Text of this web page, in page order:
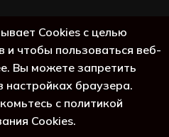
Cookies с целью
и чтобы пользоваться веб-
Вы можете запретить
настройках браузера.
с политикой
Cookies.